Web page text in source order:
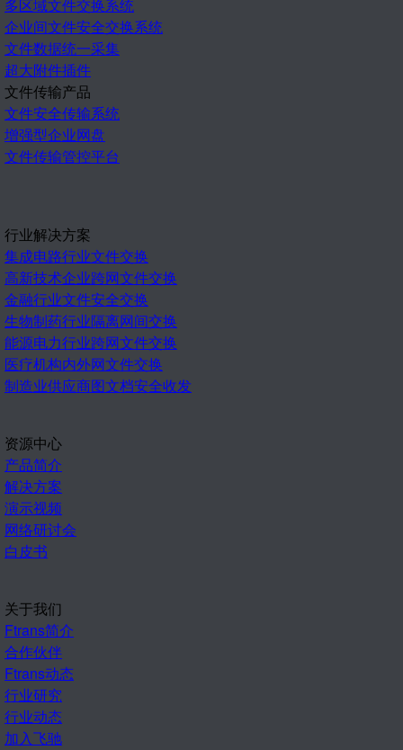
多区域文件交换系统
企业间文件安全交换系统
文件数据统一采集
超大附件插件
文件传输产品
文件安全传输系统
增强型企业网盘
文件传输管控平台
行业解决方案
集成电路行业文件交换
高新技术企业跨网文件交换
金融行业文件安全交换
生物制药行业隔离网间交换
能源电力行业跨网文件交换
医疗机构内外网文件交换
制造业供应商图文档安全收发
资源中心
产品简介
解决方案
演示视频
网络研讨会
白皮书
关于我们
Ftrans简介
合作伙伴
Ftrans动态
行业研究
行业动态
加入飞驰